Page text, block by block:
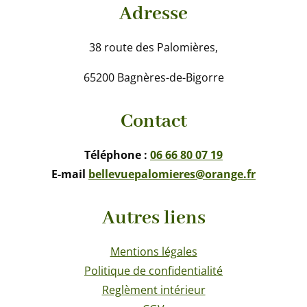
Adresse
38 route des Palomières,
65200 Bagnères-de-Bigorre
Contact
Téléphone : 06 66 80 07 19
E-mail bellevuepalomieres@orange.fr
Autres liens
Mentions légales
Politique de confidentialité
Reglèment intérieur